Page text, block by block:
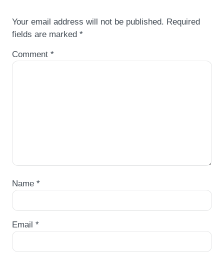
Your email address will not be published. Required
fields are marked *
Comment *
Name *
Email *